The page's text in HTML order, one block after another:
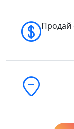
Продай